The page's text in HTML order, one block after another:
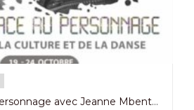
Atelier Face au Personnage avec Jeanne Mbenti du 19 au 24 Octobre 2020 à la Maison de la Culture et de la Danse à Koumassi